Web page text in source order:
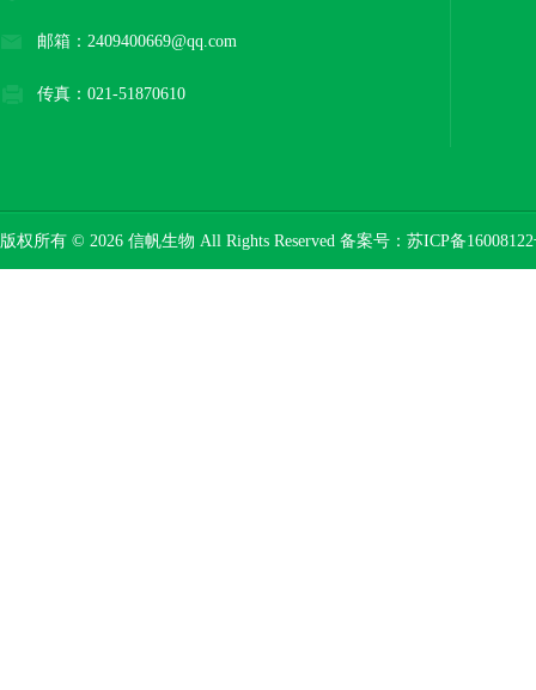
邮箱：2409400669@qq.com
传真：021-51870610
版权所有 © 2026 信帆生物 All Rights Reserved 备案号： 苏ICP备